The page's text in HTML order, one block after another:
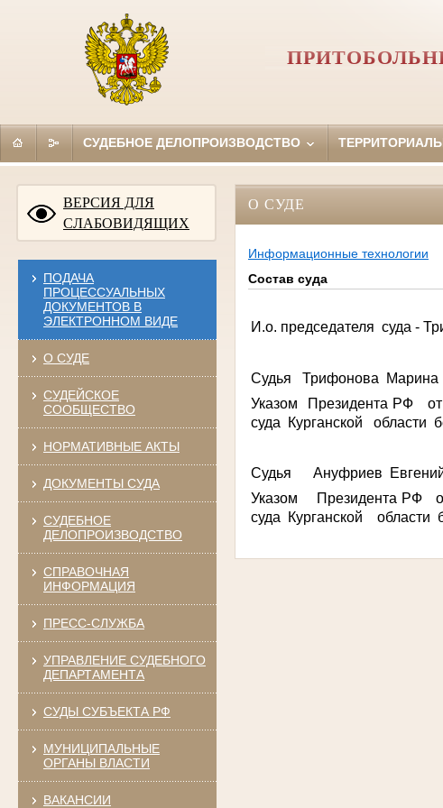
СУДЕБНОЕ ДЕЛОПРОИЗВОДСТВО
ВЕРСИЯ ДЛЯ
СЛАБОВИДЯЩИХ
ПОДАЧА
ПРОЦЕССУАЛЬНЫХ
ДОКУМЕНТОВ В
ЭЛЕКТРОННОМ ВИДЕ
О СУДЕ
СУДЕЙСКОЕ
СООБЩЕСТВО
НОРМАТИВНЫЕ АКТЫ
ДОКУМЕНТЫ СУДА
СУДЕБНОЕ
ДЕЛОПРОИЗВОДСТВО
СПРАВОЧНАЯ
ИНФОРМАЦИЯ
ПРЕСС-СЛУЖБА
УПРАВЛЕНИЕ СУДЕБНОГО
ДЕПАРТАМЕНТА
СУДЫ СУБЪЕКТА РФ
МУНИЦИПАЛЬНЫЕ
ОРГАНЫ ВЛАСТИ
ВАКАНСИИ
О СУДЕ
Информационные технологии
Состав суда
И.о. председателя суда -
Судья Трифонова Марина
Указом Президента РФ
суда Курганской области
Судья Ануфриев
Указом Президента РФ
суда Курганской области